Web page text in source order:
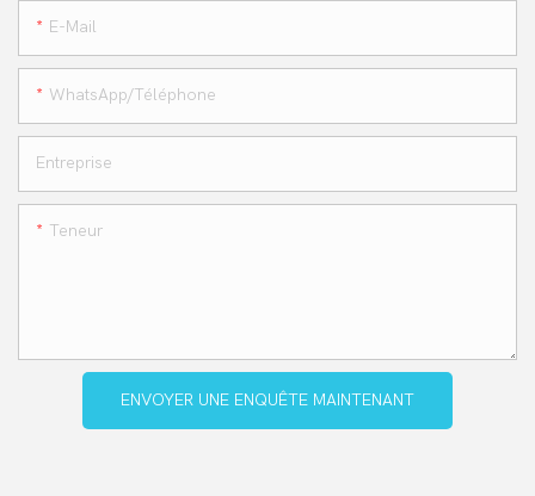
E-Mail
WhatsApp/téléphone
Entreprise
Teneur
ENVOYER UNE ENQUÊTE MAINTENANT